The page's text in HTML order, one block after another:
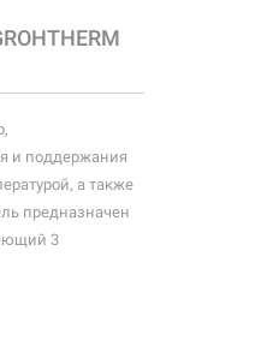
и поддержания
а также
предназначен
3